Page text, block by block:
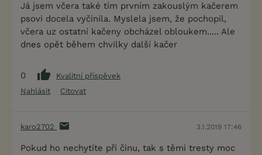
Já jsem včera také tím prvním zakouslým kačerem
psovi docela vyčinila. Myslela jsem, že pochopil,
včera uz ostatní kačeny obcházel obloukem..... Ale
dnes opět během chvilky další kačer
0
Kvalitní příspěvek
Nahlásit
Citovat
karo2702 3.1.2019 17:46
Pokud ho nechytíte při činu, tak s těmi tresty moc